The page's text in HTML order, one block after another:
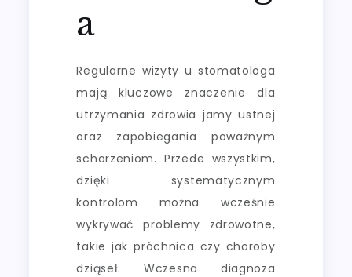
a
Regularne wizyty u stomatologa
mają kluczowe znaczenie dla
utrzymania zdrowia jamy ustnej
oraz zapobiegania poważnym
schorzeniom. Przede wszystkim,
dzięki systematycznym
kontrolom można wcześnie
wykrywać problemy zdrowotne,
takie jak próchnica czy choroby
dziąseł. Wczesna diagnoza